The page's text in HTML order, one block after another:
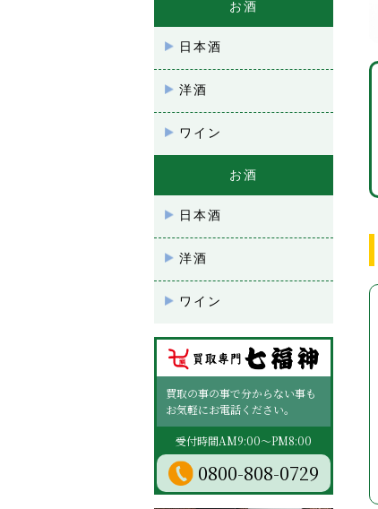
お酒
日本酒
洋酒
ワイン
お酒
日本酒
洋酒
ワイン
買取の事の事で分からない事も
お気軽にお電話ください。
受付時間AM9:00～PM8:00
0800-808-0729